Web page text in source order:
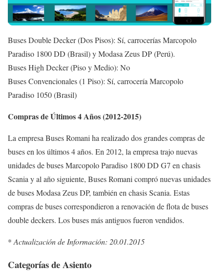
Buses Double Decker (Dos Pisos): Sí, carrocerías Marcopolo
Paradiso 1800 DD (Brasil) y Modasa Zeus DP (Perú).
Buses High Decker (Piso y Medio): No
Buses Convencionales (1 Piso): Sí, carrocería Marcopolo
Paradiso 1050 (Brasil)
Compras de Últimos 4 Años (2012-2015)
La empresa Buses Romani ha realizado dos grandes compras de
buses en los últimos 4 años. En 2012, la empresa trajo nuevas
unidades de buses Marcopolo Paradiso 1800 DD G7 en chasis
Scania y al año siguiente, Buses Romani compró nuevas unidades
de buses Modasa Zeus DP, también en chasis Scania. Estas
compras de buses correspondieron a renovación de flota de buses
double deckers. Los buses más antiguos fueron vendidos.
*Actualización de Información: 20.01.2015
Categorías de Asiento